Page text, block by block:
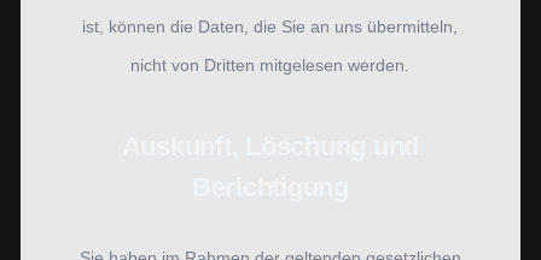
ist, können die Daten, die Sie an uns übermitteln,
nicht von Dritten mitgelesen werden.